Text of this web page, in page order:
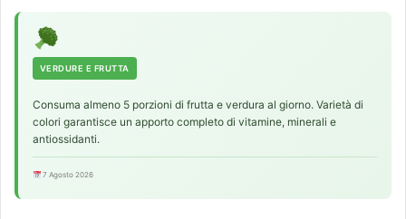
VERDURE E FRUTTA
Consuma almeno 5 porzioni di frutta e verdura al giorno. Varietà di
colori garantisce un apporto completo di vitamine, minerali e
antiossidanti.
7 Agosto 2026